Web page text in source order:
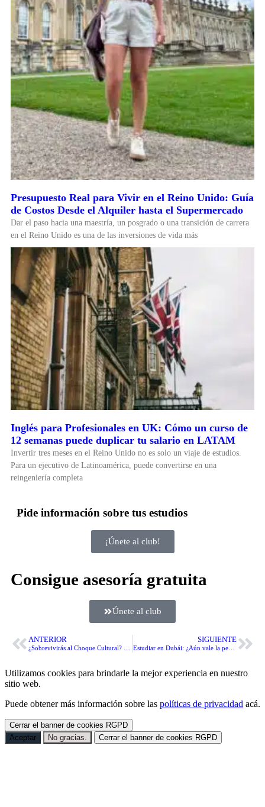
Presupuesto Real para Vivir en el Reino Unido: Guía
de Costos Desde el Alquiler hasta el Supermercado
Dar el paso hacia una maestría, un posgrado o una transición de carrera
en el Reino Unido es una de las inversiones de vida más
Inglés para Profesionales en UK: Cómo un curso de
12 semanas puede duplicar tu salario en LATAM
Invertir tres meses en el Reino Unido no es solo un viaje de estudios.
Para un ejecutivo de Latinoamérica, puede convertirse en una
reingeniería completa
Pide información sobre tus estudios
¡Únete al club!
Consigue asesoría gratuita
Únete al club
ANTERIOR SIGUIENTE
Estudiar en Dubái: ¿Aún vale la pena en el 2026? La Verdad sobre Visas, Costos y Mercado Laboral
Utilizamos cookies para brindarle la mejor experiencia en nuestro
sitio web.
Puede obtener más información sobre las políticas de privacidad acá.
Cerrar el banner de cookies RGPD
Aceptar
No gracias. Cerrar el banner de cookies RGPD